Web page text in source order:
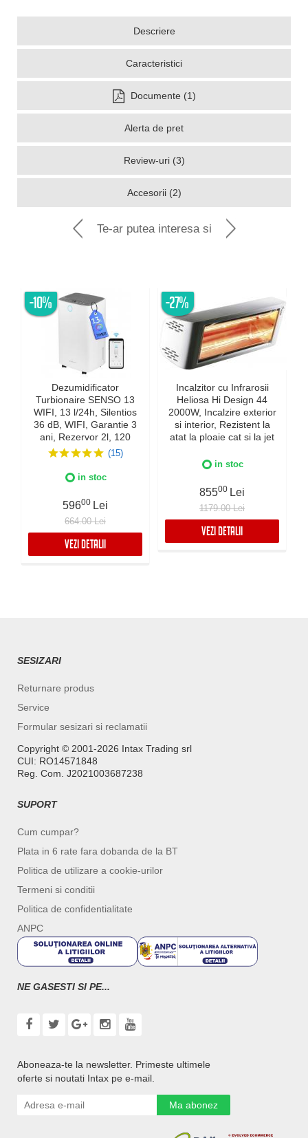
Descriere
Caracteristici
Documente (1)
Alerta de pret
Review-uri (3)
Accesorii (2)
Te-ar putea interesa si
-10%
Dezumidificator
Turbionaire SENSO 13
WIFI, 13 l/24h, Silentios
36 dB, WIFI, Garantie 3
ani, Rezervor 2l, 120
m³/h, Control digital,
Indicator luminos
umiditate, Timer, Display
(15)
in stoc
59600 Lei
664.00 Lei
VEZI DETALII
-27%
Incalzitor cu Infrarosii
Heliosa Hi Design 44
2000W, Incalzire exterior
si interior, Rezistent la
atat la ploaie cat si la jet
Culoare Alba, IPX5
in stoc
85500 Lei
1179.00 Lei
VEZI DETALII
SESIZARI
Returnare produs
Service
Formular sesizari si reclamatii
Copyright ©️ 2001-2026 Intax Trading srl
CUI: RO14571848
Reg. Com. J2021003687238
SUPORT
Cum cumpar?
Plata in 6 rate fara dobanda de la BT
Politica de utilizare a cookie-urilor
Termeni si conditii
Politica de confidentialitate
ANPC
NE GASESTI SI PE...
Aboneaza-te la newsletter. Primeste ultimele
oferte si noutati Intax pe e-mail.
Ma abonez